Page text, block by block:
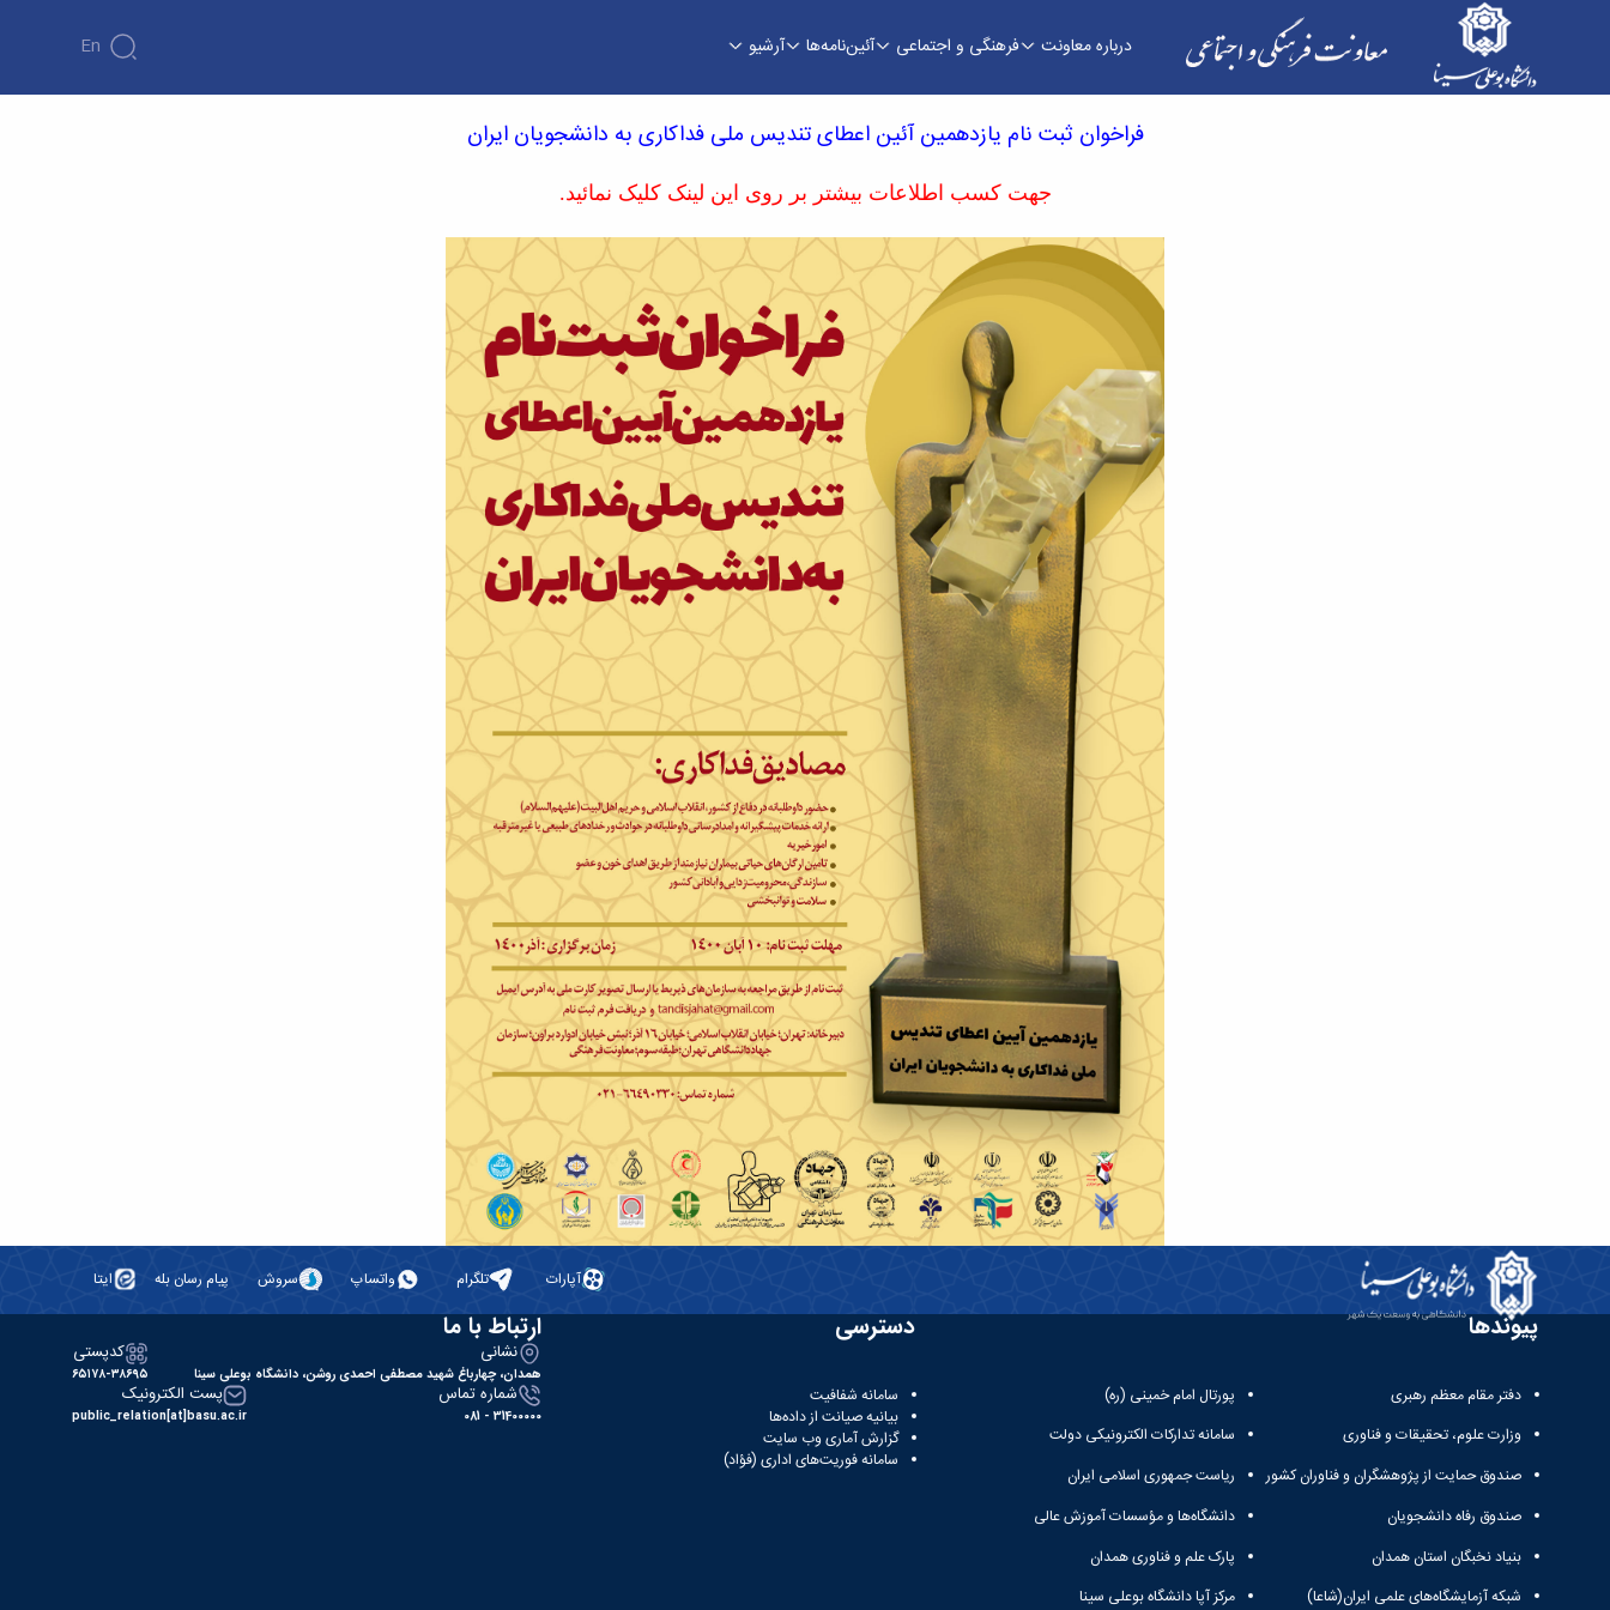
درباره معاونت فرهنگی و اجتماعی آئین‌نامه‌ها آرشیو En
فراخوان ثبت نام یازدهمین آئین اعطای تندیس ملی فداکاری به دانشجویان ایران
جهت کسب اطلاعات بیشتر بر روی این لینک کلیک نمائید.
آپارات تلگرام واتساپ سروش پیام رسان بله ایتا
پیوندها
دفتر مقام معظم رهبری
وزارت علوم، تحقیقات و فناوری
صندوق حمایت از پژوهشگران و فناوران کشور
صندوق رفاه دانشجویان
بنیاد نخبگان استان همدان
شبکه آزمایشگاه‌های علمی ایران(شاعا)
پورتال امام خمینی (ره)
سامانه تدارکات الکترونیکی دولت
ریاست جمهوری اسلامی ایران
دانشگاه‌ها و مؤسسات آموزش عالی
پارک علم و فناوری همدان
مرکز آپا دانشگاه بوعلی سینا
دسترسی
سامانه شفافیت
بیانیه صیانت از داده‌ها
گزارش آماری وب‌ سایت
سامانه فوریت‌های اداری (فؤاد)
ارتباط با ما
نشانی
همدان، چهارباغ شهید مصطفی احمدی روشن، دانشگاه بوعلی سینا
کدپستی
۶۵۱۷۸-۳۸۶۹۵
شماره تماس
31400000 - 081
پست الکترونیک
public_relation[at]basu.ac.ir